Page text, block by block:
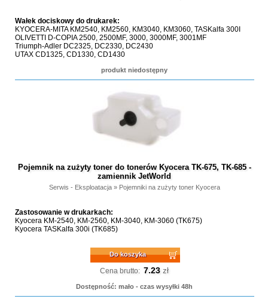
Wałek dociskowy do drukarek:
KYOCERA-MITA KM2540, KM2560, KM3040, KM3060, TASKalfa 300I
OLIVETTI D-COPIA 2500, 2500MF, 3000, 3000MF, 3001MF
Triumph-Adler DC2325, DC2330, DC2430
UTAX CD1325, CD1330, CD1430
produkt niedostępny
Pojemnik na zużyty toner do tonerów Kyocera TK-675, TK-685 -
zamiennik JetWorld
Serwis - Eksploatacja» Pojemniki na zużyty toner Kyocera
Zastosowanie w drukarkach:
Kyocera KM-2540, KM-2560, KM-3040, KM-3060 (TK675)
Kyocera TASKalfa 300i (TK685)
Do koszyka
Cena brutto: 7.23 zł
Dostępność: mało - czas wysyłki 48h